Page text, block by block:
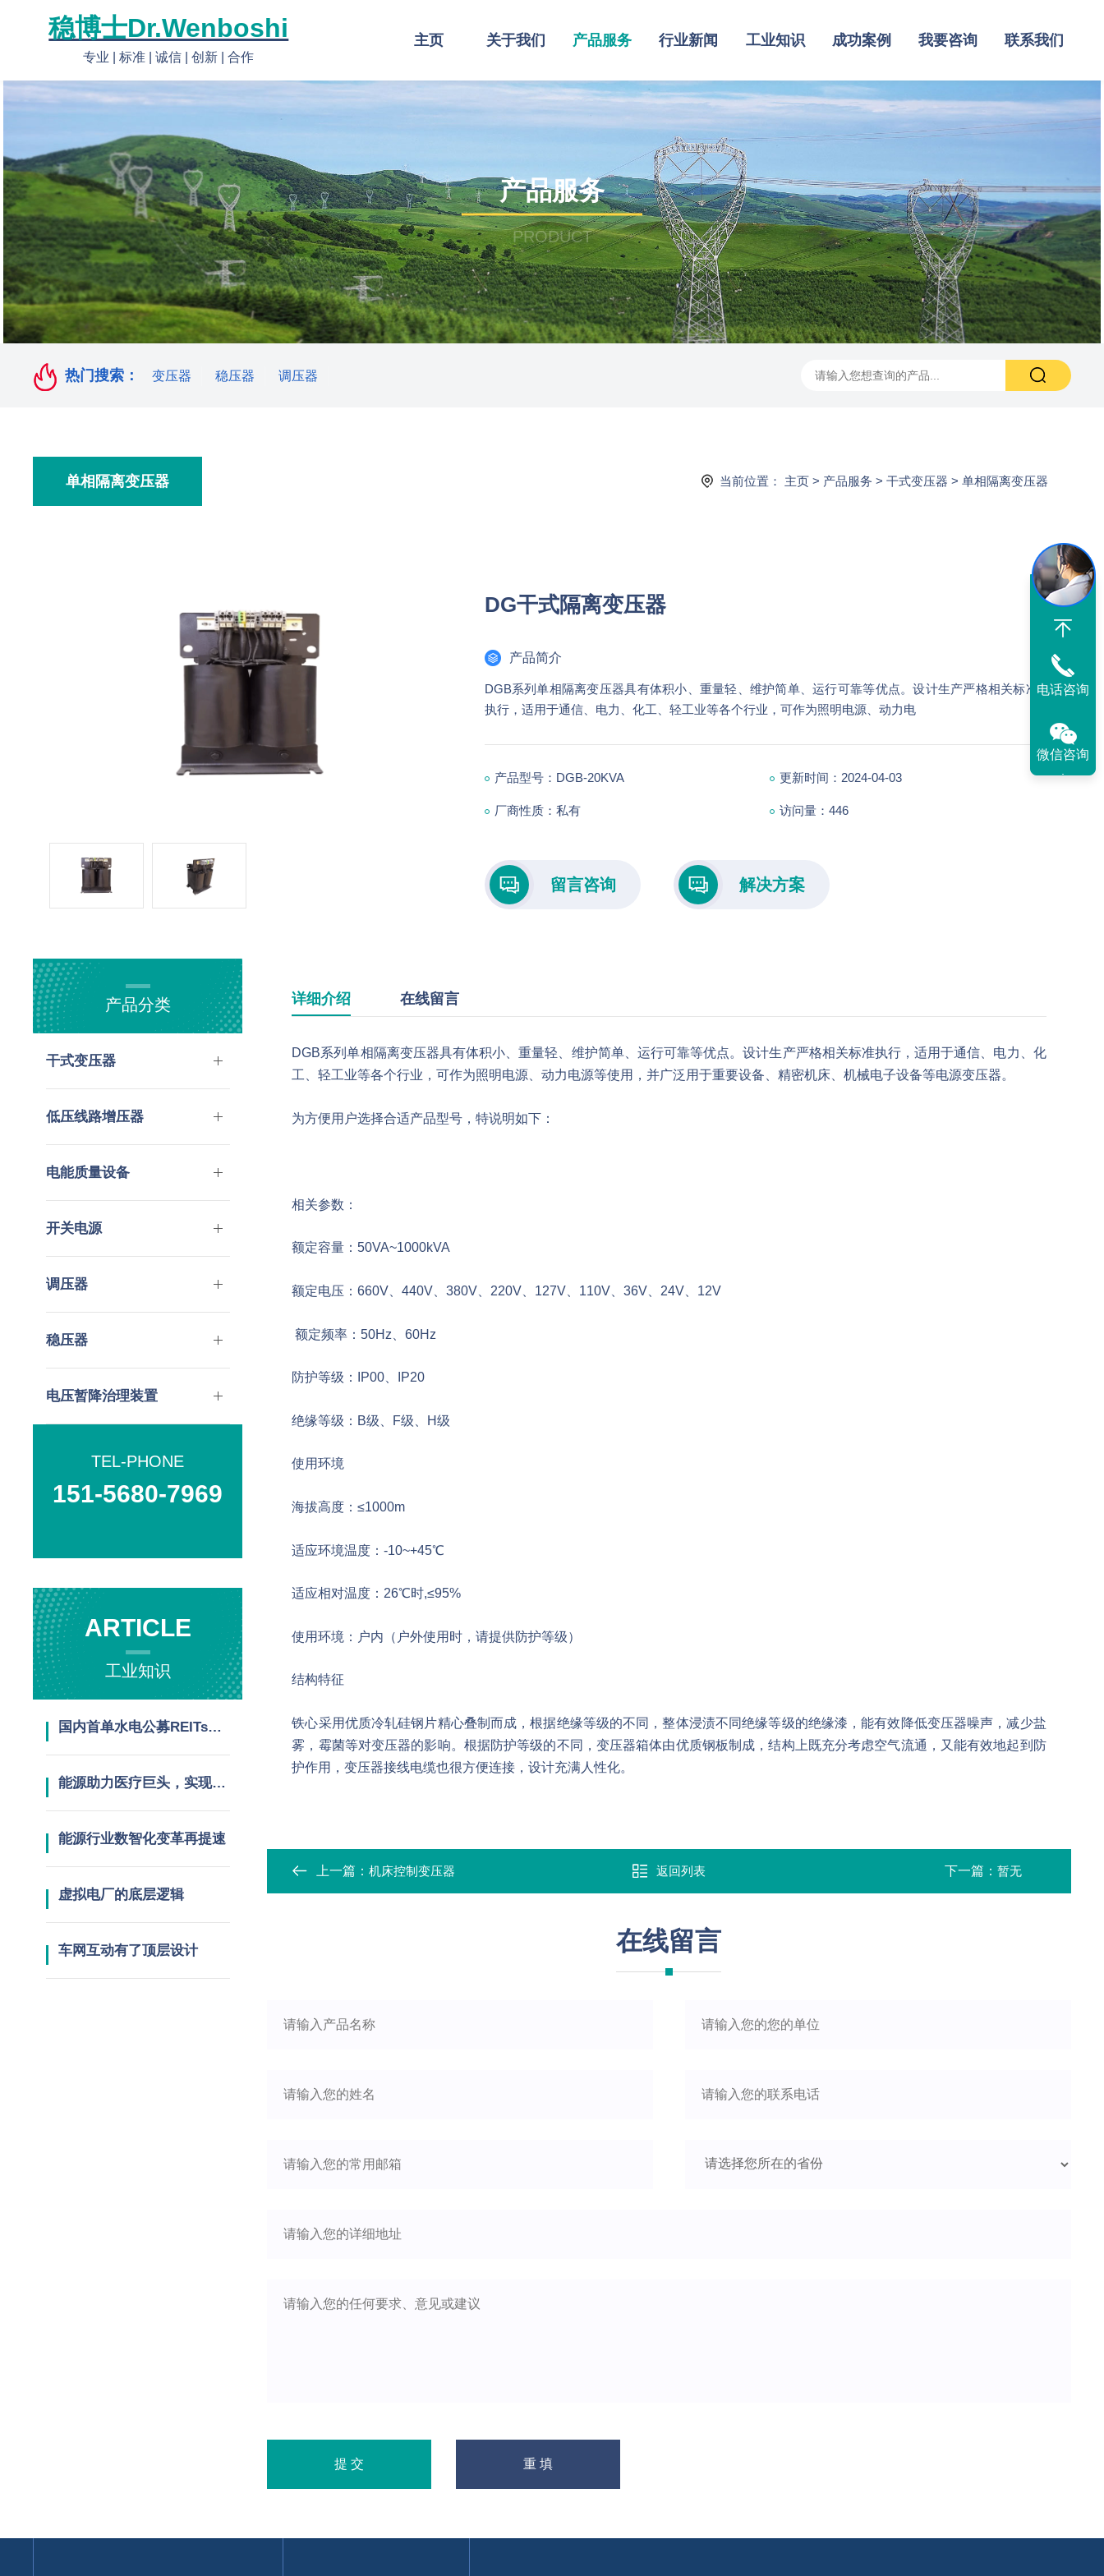
稳博士Dr.Wenboshi
专业 | 标准 | 诚信 | 创新 | 合作
主页 关于我们 产品服务 行业新闻 工业知识 成功案例 我要咨询 联系我们
产品服务
PRODUCT
热门搜索： 变压器 稳压器 调压器
单相隔离变压器 当前位置： 主页> 产品服务 > 干式变压器 > 单相隔离变压器
DG干式隔离变压器
产品简介
DGB系列单相隔离变压器具有体积小、重量轻、维护简单、运行可靠等优点。设计生产严格相关标准
执行，适用于通信、电力、化工、轻工业等各个行业，可作为照明电源、动力电
产品型号：DGB-20KVA 更新时间：2024-04-03
厂商性质：私有 访问量： 446
留言咨询 解决方案
产品分类
干式变压器
低压线路增压器
电能质量设备
开关电源
调压器
稳压器
电压暂降治理装置
TEL-PHONE
151-5680-7969
ARTICLE
工业知识
国内首单水电公募REITs项目获批
能源助力医疗巨头，实现绿色发展
能源行业数智化变革再提速
虚拟电厂的底层逻辑
车网互动有了顶层设计
详细介绍 在线留言
DGB系列单相隔离变压器具有体积小、重量轻、维护简单、运行可靠等优点。设计生产严格相关标准执行，适用于通信、电力、化
工、轻工业等各个行业，可作为照明电源、动力电源等使用，并广泛用于重要设备、精密机床、机械电子设备等电源变压器。
为方便用户选择合适产品型号，特说明如下：
相关参数：
额定容量：50VA~1000kVA
额定电压：660V、440V、380V、220V、127V、110V、36V、24V、12V
额定频率：50Hz、60Hz
防护等级：IP00、IP20
绝缘等级：B级、F级、H级
使用环境
海拔高度：≤1000m
适应环境温度：-10~+45℃
适应相对温度：26℃时,≤95%
使用环境：户内（户外使用时，请提供防护等级）
结构特征
铁心采用优质冷轧硅钢片精心叠制而成，根据绝缘等级的不同，整体浸渍不同绝缘等级的绝缘漆，能有效降低变压器噪声，减少盐
雾，霉菌等对变压器的影响。根据防护等级的不同，变压器箱体由优质钢板制成，结构上既充分考虑空气流通，又能有效地起到防
护作用，变压器接线电缆也很方便连接，设计充满人性化。
上一篇：机床控制变压器 返回列表 下一篇： 暂无
在线留言
电话咨询
微信咨询